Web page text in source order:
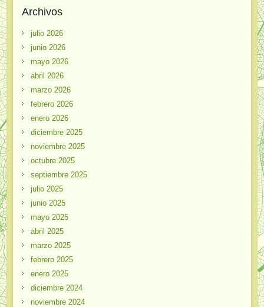
Archivos
julio 2026
junio 2026
mayo 2026
abril 2026
marzo 2026
febrero 2026
enero 2026
diciembre 2025
noviembre 2025
octubre 2025
septiembre 2025
julio 2025
junio 2025
mayo 2025
abril 2025
marzo 2025
febrero 2025
enero 2025
diciembre 2024
noviembre 2024